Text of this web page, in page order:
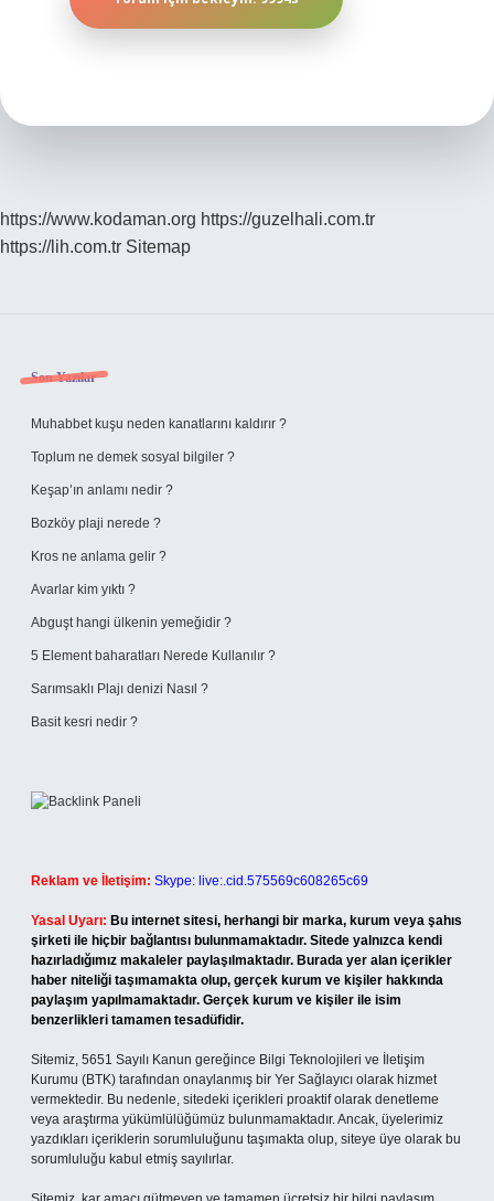
https://www.kodaman.org https://guzelhali.com.tr
https://lih.com.tr Sitemap
Sidebar
Son Yazılar
Muhabbet kuşu neden kanatlarını kaldırır ?
Toplum ne demek sosyal bilgiler ?
Keşap’ın anlamı nedir ?
Bozköy plaji nerede ?
Kros ne anlama gelir ?
Avarlar kim yıktı ?
Abguşt hangi ülkenin yemeğidir ?
5 Element baharatları Nerede Kullanılır ?
Sarımsaklı Plajı denizi Nasıl ?
Basit kesri nedir ?
Reklam ve İletişim: Skype: live:.cid.575569c608265c69
Yasal Uyarı: Bu internet sitesi, herhangi bir marka, kurum veya şahıs
şirketi ile hiçbir bağlantısı bulunmamaktadır. Sitede yalnızca kendi
hazırladığımız makaleler paylaşılmaktadır. Burada yer alan içerikler
haber niteliği taşımamakta olup, gerçek kurum ve kişiler hakkında
paylaşım yapılmamaktadır. Gerçek kurum ve kişiler ile isim
benzerlikleri tamamen tesadüfidir.
Sitemiz, 5651 Sayılı Kanun gereğince Bilgi Teknolojileri ve İletişim
Kurumu (BTK) tarafından onaylanmış bir Yer Sağlayıcı olarak hizmet
vermektedir. Bu nedenle, sitedeki içerikleri proaktif olarak denetleme
veya araştırma yükümlülüğümüz bulunmamaktadır. Ancak, üyelerimiz
yazdıkları içeriklerin sorumluluğunu taşımakta olup, siteye üye olarak bu
sorumluluğu kabul etmiş sayılırlar.